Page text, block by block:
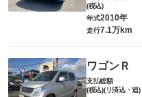
(税込)
年式2010年
走行7.1万km
ワゴンＲ
支払総額
(税込)(リ済込・追)